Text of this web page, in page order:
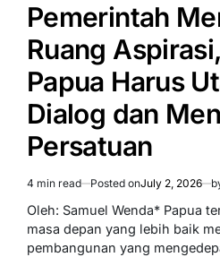
Pemerintah
Ruang
Papua Harus
Dialog dan
Persatuan
Estimated
read
4 min read Posted onJuly 2, 2026
Oleh: Samuel Wenda* Papua
masa depan yang lebih baik
pembangunan yang